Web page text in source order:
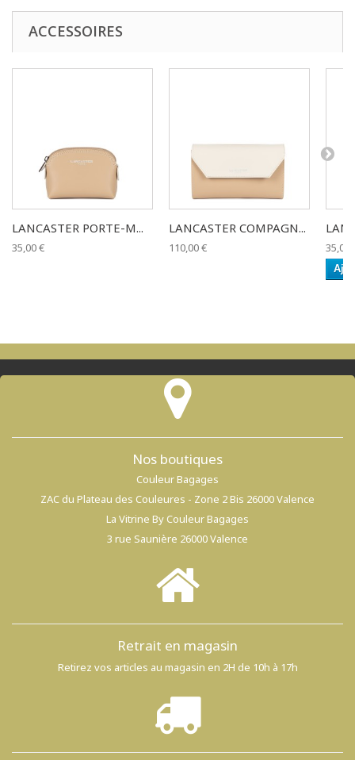
ACCESSOIRES
LANCASTER PORTE-M...
35,00 €
LANCASTER COMPAGN...
110,00 € 35,00
Nos boutiques
Couleur Bagages
ZAC du Plateau des Couleures - Zone 2 Bis 26000 Valence
La Vitrine By Couleur Bagages
3 rue Saunière 26000 Valence
Retrait en magasin
Retirez vos articles au magasin en 2H de 10h à 17h